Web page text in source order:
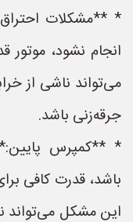
* **مشکلات
انجام نشود، موتور
می‌تواند ناشی از
جرقه‌زنی باشد.
* **کمپرس
باشد، قدرت کافی
این مشکل می‌تواند